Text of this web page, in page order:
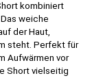
kombiniert
weiche
der Haut,
steht. Perfekt für
Aufwärmen vor
Short vielseitig